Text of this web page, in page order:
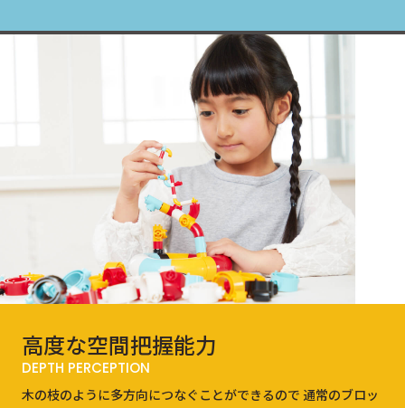
高度な空間把握能力
DEPTH PERCEPTION
木の枝のように多方向につなぐことができるので 通常のブロッ